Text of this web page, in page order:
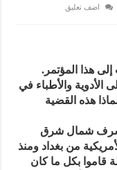
اضف تعليق
هذا المؤتمر.
الأدوية والأطباء في
هذه القضية
شمال شرق
من بغداد ومنذ
قاموا بكل ما كان